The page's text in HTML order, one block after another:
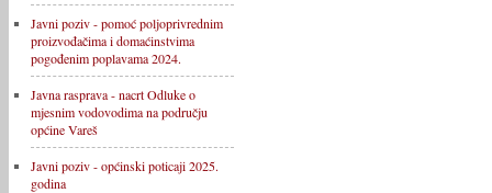
Javni poziv - pomoć poljoprivrednim
proizvođačima i domaćinstvima
pogođenim poplavama 2024.
Javna rasprava - nacrt Odluke o
mjesnim vodovodima na području
općine Vareš
Javni poziv - općinski poticaji 2025.
godina